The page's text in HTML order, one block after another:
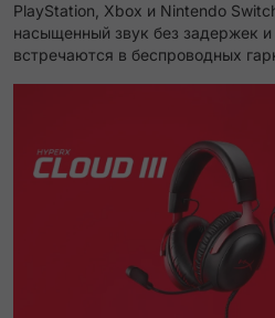
PlayStation, Xbox и Nintendo
насыщенный звук без задержек и
встречаются в беспроводных